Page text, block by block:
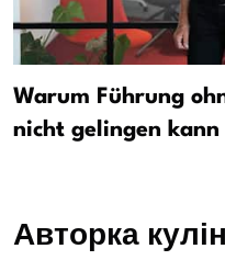
Warum Führung
nicht gelingen kann
Авторка